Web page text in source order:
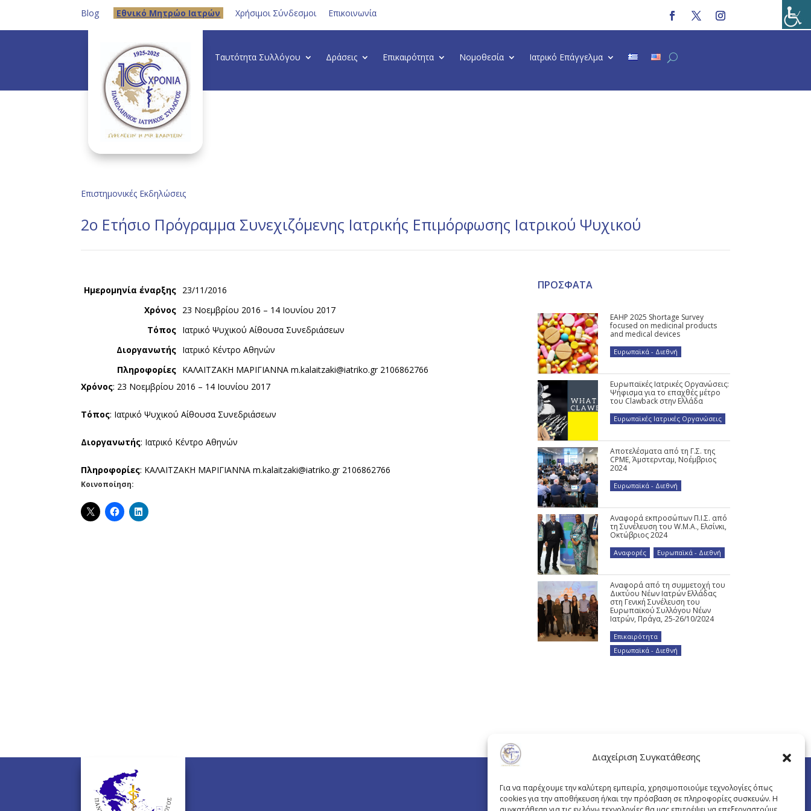
Διαχείριση Συγκατάθεσης
Για να παρέχουμε την καλύτερη εμπειρία, χρησιμοποιούμε τεχνολογίες όπως
cookies για την αποθήκευση ή/και την πρόσβαση σε πληροφορίες συσκευών. Η
Blog Eθνικό Μητρώο Ιατρών Χρήσιμοι Σύνδεσμοι Επικοινωνία
Ταυτότητα Συλλόγου Δράσεις Επικαιρότητα Νομοθεσία Ιατρικό Επάγγελμα
Επιστημονικές Εκδηλώσεις
2ο Ετήσιο Πρόγραμμα Συνεχιζόμενης Ιατρικής Επιμόρφωσης Ιατρικού Ψυχικού
Ημερομηνία έναρξης 23/11/2016
Χρόνος 23 Νοεμβρίου 2016 – 14 Ιουνίου 2017
Τόπος Ιατρικό Ψυχικού Αίθουσα Συνεδριάσεων
Διοργανωτής Ιατρικό Κέντρο Αθηνών
Πληροφορίες ΚΑΛΑΪΤΖΑΚΗ ΜΑΡΙΓΙΑΝΝΑ m.kalaitzaki@iatriko.gr 2106862766
Χρόνος: 23 Νοεμβρίου 2016 – 14 Ιουνίου 2017
Τόπος: Ιατρικό Ψυχικού Αίθουσα Συνεδριάσεων
Διοργανωτής: Ιατρικό Κέντρο Αθηνών
Πληροφορίες: ΚΑΛΑΪΤΖΑΚΗ ΜΑΡΙΓΙΑΝΝΑ m.kalaitzaki@iatriko.gr 2106862766
Κοινοποίηση:
ΠΡΟΣΦΑΤΑ
EAHP 2025 Shortage Survey
focused on medicinal products
and medical devices
Ευρωπαϊκά - Διεθνή
Ευρωπαϊκές Ιατρικές Οργανώσεις:
Ψήφισμα για το επαχθές μέτρο
του Clawback στην Ελλάδα
Ευρωπαϊκές Ιατρικές Οργανώσεις
Αποτελέσματα από τη Γ.Σ. της
CPME, Άμστερνταμ, Νοέμβριος
2024
Ευρωπαϊκά - Διεθνή
Αναφορά εκπροσώπων Π.Ι.Σ. από
τη Συνέλευση του W.M.A., Ελσίνκι,
Οκτώβριος 2024
Αναφορές Ευρωπαϊκά - Διεθνή
Αναφορά από τη συμμετοχή του
Δικτύου Νέων Ιατρών Ελλάδας
στη Γενική Συνέλευση του
Ευρωπαϊκού Συλλόγου Νέων
Ιατρών, Πράγα, 25-26/10/2024
Επικαιρότητα
Ευρωπαϊκά - Διεθνή